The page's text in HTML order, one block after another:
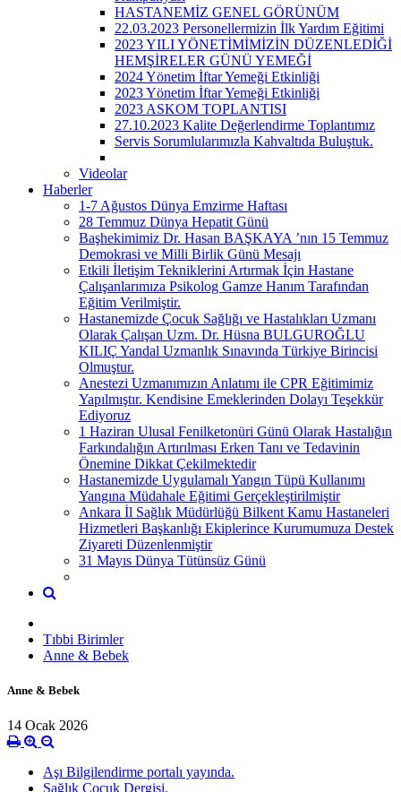
HASTANEMİZ GENEL GÖRÜNÜM
22.03.2023 Personellermizin İlk Yardım Eğitimi
2023 YILI YÖNETİMİMİZİN DÜZENLEDİĞİ
HEMŞİRELER GÜNÜ YEMEĞİ
2024 Yönetim İftar Yemeği Etkinliği
2023 Yönetim İftar Yemeği Etkinliği
2023 ASKOM TOPLANTISI
27.10.2023 Kalite Değerlendirme Toplantımız
Servis Sorumlularımızla Kahvaltıda Buluştuk.
Videolar
Haberler
1-7 Ağustos Dünya Emzirme Haftası
28 Temmuz Dünya Hepatit Günü
Başhekimimiz Dr. Hasan BAŞKAYA ’nın 15 Temmuz
Demokrasi ve Milli Birlik Günü Mesajı
Etkili İletişim Tekniklerini Artırmak İçin Hastane
Çalışanlarımıza Psikolog Gamze Hanım Tarafından
Eğitim Verilmiştir.
Hastanemizde Çocuk Sağlığı ve Hastalıkları Uzmanı
Olarak Çalışan Uzm. Dr. Hüsna BULGUROĞLU
KILIÇ Yandal Uzmanlık Sınavında Türkiye Birincisi
Olmuştur.
Anestezi Uzmanımızın Anlatımı ile CPR Eğitimimiz
Yapılmıştır. Kendisine Emeklerinden Dolayı Teşekkür
Ediyoruz
1 Haziran Ulusal Fenilketonüri Günü Olarak Hastalığın
Farkındalığın Artırılması Erken Tanı ve Tedavinin
Önemine Dikkat Çekilmektedir
Hastanemizde Uygulamalı Yangın Tüpü Kullanımı
Yangına Müdahale Eğitimi Gerçekleştirilmiştir
Ankara İl Sağlık Müdürlüğü Bilkent Kamu Hastaneleri
Hizmetleri Başkanlığı Ekiplerince Kurumumuza Destek
Ziyareti Düzenlenmiştir
31 Mayıs Dünya Tütünsüz Günü
Tıbbi Birimler
Anne & Bebek
Anne & Bebek
14 Ocak 2026
Aşı Bilgilendirme portalı yayında.
Sağlık Çocuk Dergisi.